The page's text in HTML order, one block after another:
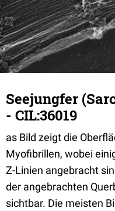
Seejungfer
- CIL:36019
as Bild zeigt die
Myofibrillen, wobei
Z-Linien angebracht
der angebrachten
sichtbar. Die meisten